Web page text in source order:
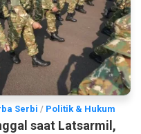
Serbi / Politik & Hukum
saat Latsarmil,